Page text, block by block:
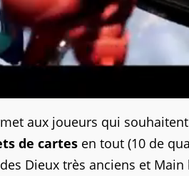
aux joueurs qui
de cartes en tout (10 de
Dieux très anciens et Main